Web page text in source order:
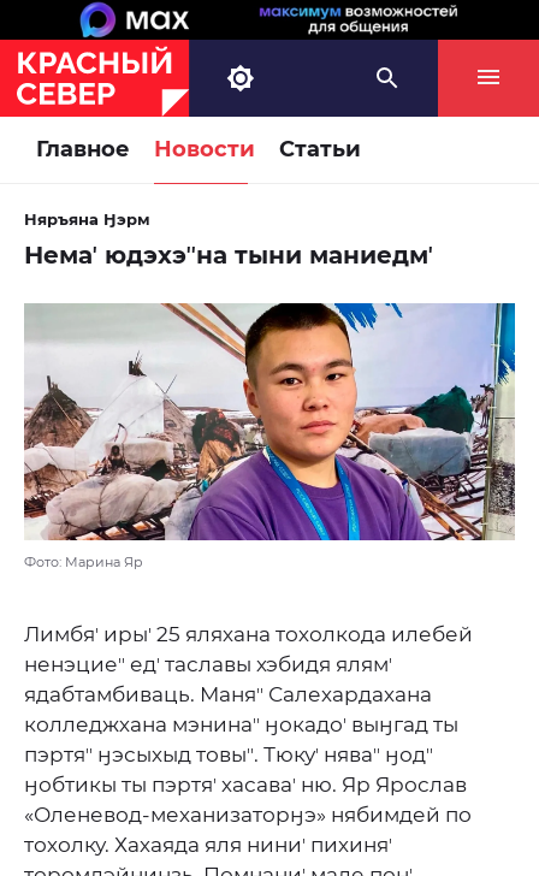
Главное Новости Статьи
Няръяна Ӈэрм
Немаʼ юдэхэʼʼна тыни маниедмʼ
Фото: Марина Яр
Лимбяʼ ирыʼ 25 яляхана тохолкода илебей
ненэциеʼʼ едʼ таславы хэбидя ялямʼ
ядабтамбиваць. Маняʼʼ Салехардахана
колледжхана мэнинаʼʼ ӈокадоʼ выӈгад ты
пэртяʼʼ ӈэсыхыд товыʼʼ. Тюкуʼ няваʼʼ ӈодʼʼ
ӈобтикы ты пэртяʼ хасаваʼ ню. Яр Ярослав
«Оленевод-механизаторӈэ» нябимдей по
тохолку. Хахаяда яля ниниʼ пихиняʼ